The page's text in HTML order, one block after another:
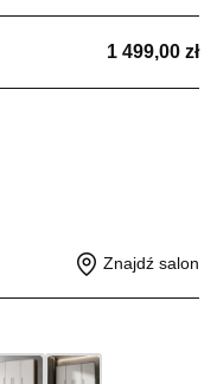
1 499,00 zł
Znajdź salon